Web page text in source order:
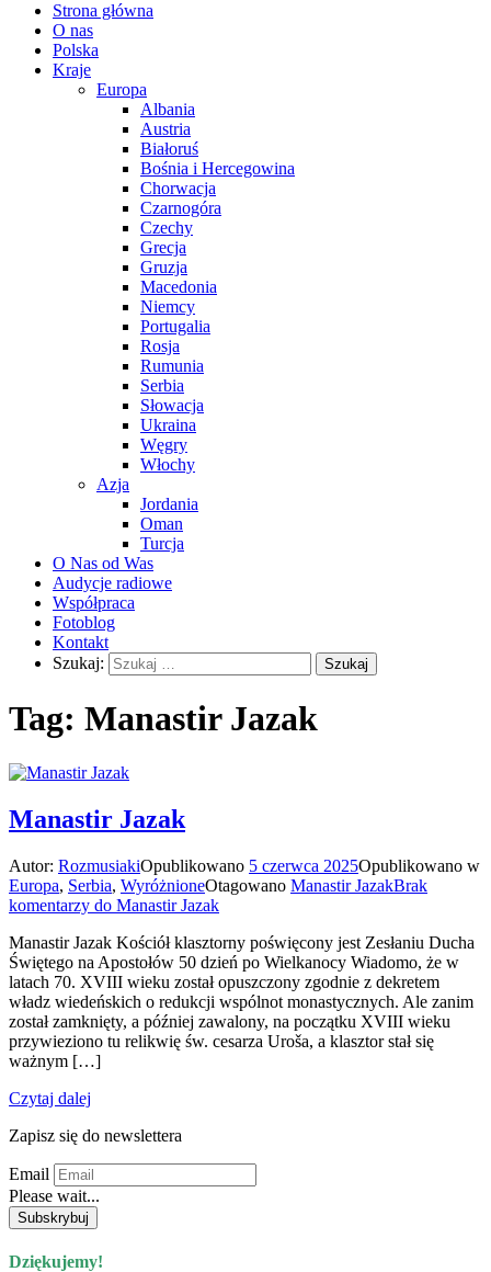
Strona główna
O nas
Polska
Kraje
Europa
Albania
Austria
Białoruś
Bośnia i Hercegowina
Chorwacja
Czarnogóra
Czechy
Grecja
Gruzja
Macedonia
Niemcy
Portugalia
Rosja
Rumunia
Serbia
Słowacja
Ukraina
Węgry
Włochy
Azja
Jordania
Oman
Turcja
O Nas od Was
Audycje radiowe
Współpraca
Fotoblog
Kontakt
Szukaj:
Tag: Manastir Jazak
Manastir Jazak
Autor: RozmusiakiOpublikowano 5 czerwca 2025Opublikowano w
Europa, Serbia, WyróżnioneOtagowano Manastir JazakBrak
komentarzy do Manastir Jazak
Manastir Jazak Kościół klasztorny poświęcony jest Zesłaniu Ducha
Świętego na Apostołów 50 dzień po Wielkanocy Wiadomo, że w
latach 70. XVIII wieku został opuszczony zgodnie z dekretem
władz wiedeńskich o redukcji wspólnot monastycznych. Ale zanim
został zamknięty, a później zawalony, na początku XVIII wieku
przywieziono tu relikwię św. cesarza Uroša, a klasztor stał się
ważnym […]
Czytaj dalej
Zapisz się do newslettera
Email
Please wait...
Dziękujemy!